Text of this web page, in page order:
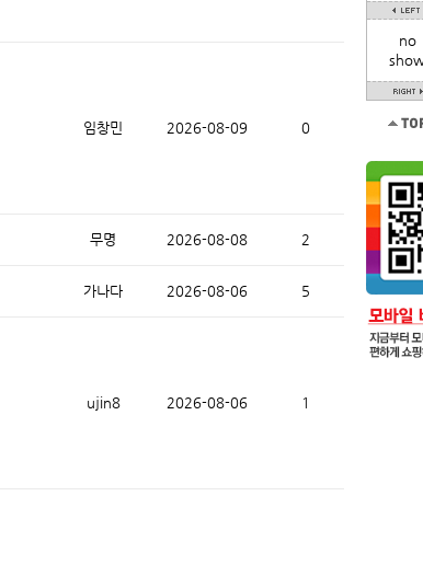
no
임창민 2026-08-09 0
무명 2026-08-08 2
가나다 2026-08-06 5
ujin8 2026-08-06 1